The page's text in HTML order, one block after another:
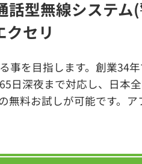
話型無線システム
セリ
事を目指します。創業34
日深夜まで対応し、日本
無料お試しが可能です。ア